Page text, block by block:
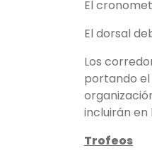
El
El dorsal
Los
portando el
incluirán en
Trofeos